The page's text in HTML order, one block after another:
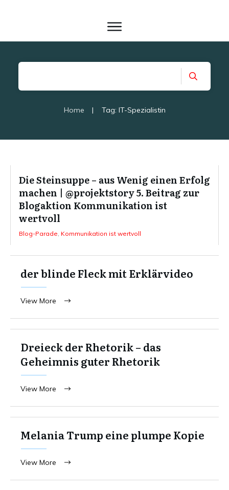
Home | Tag: IT-Spezialistin
Die Steinsuppe – aus Wenig einen Erfolg
machen | @projektstory 5. Beitrag zur
Blogaktion Kommunikation ist
wertvoll
Blog-Parade Kommunikation ist wertvoll
der blinde Fleck mit Erklärvideo
View More
Dreieck der Rhetorik – das
Geheimnis guter Rhetorik
View More
Melania Trump eine plumpe Kopie
View More